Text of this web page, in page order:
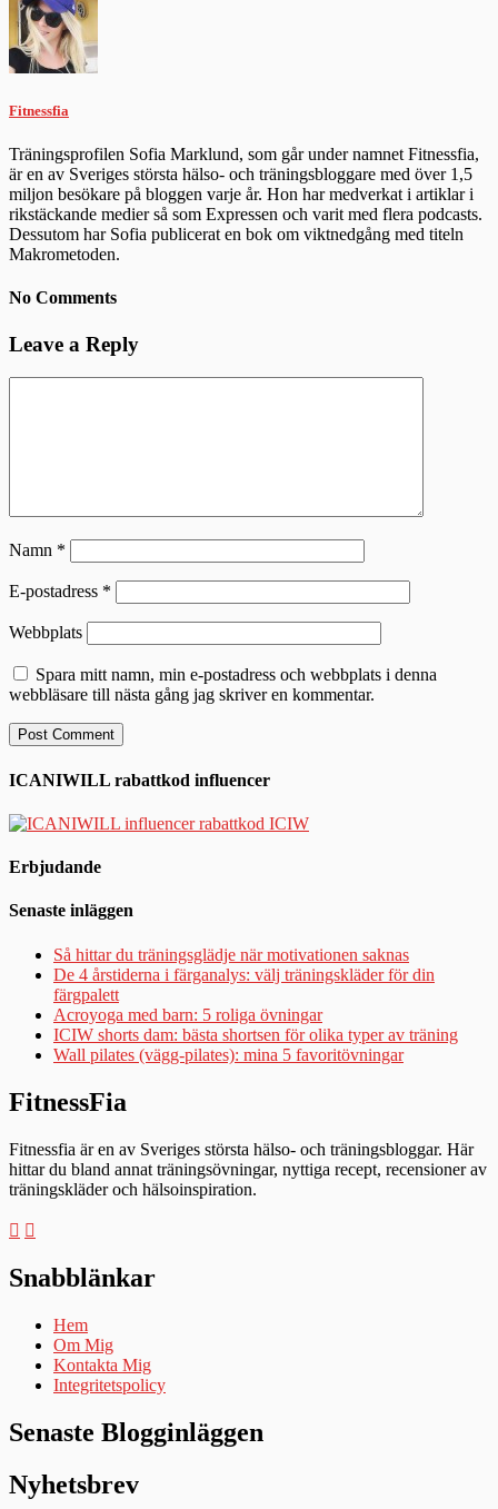
Fitnessfia
Träningsprofilen Sofia Marklund, som går under namnet Fitnessfia,
är en av Sveriges största hälso- och träningsbloggare med över 1,5
miljon besökare på bloggen varje år. Hon har medverkat i artiklar i
rikstäckande medier så som Expressen och varit med flera podcasts.
Dessutom har Sofia publicerat en bok om viktnedgång med titeln
Makrometoden.
No Comments
Leave a Reply
Namn *
E-postadress *
Webbplats
Spara mitt namn, min e-postadress och webbplats i denna
webbläsare till nästa gång jag skriver en kommentar.
ICANIWILL rabattkod influencer
Erbjudande
Senaste inläggen
Så hittar du träningsglädje när motivationen saknas
De 4 årstiderna i färganalys: välj träningskläder för din
färgpalett
Acroyoga med barn: 5 roliga övningar
ICIW shorts dam: bästa shortsen för olika typer av träning
Wall pilates (vägg-pilates): mina 5 favoritövningar
FitnessFia
Fitnessfia är en av Sveriges största hälso- och träningsbloggar. Här
hittar du bland annat träningsövningar, nyttiga recept, recensioner av
träningskläder och hälsoinspiration.
Snabblänkar
Hem
Om Mig
Kontakta Mig
Integritetspolicy
Senaste Blogginläggen
Nyhetsbrev